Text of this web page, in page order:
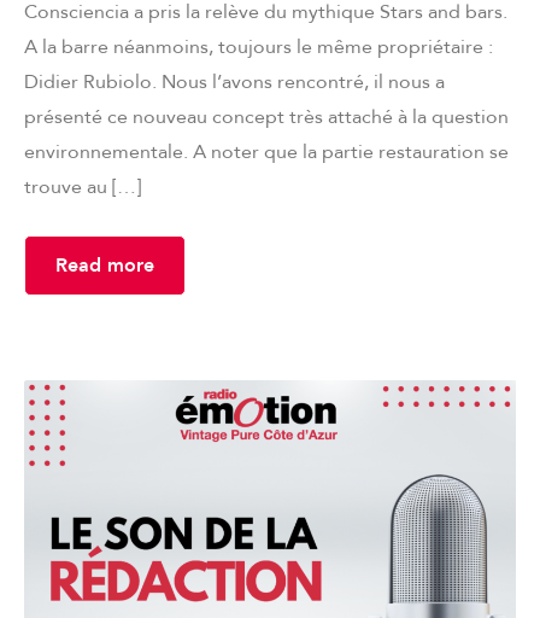
Consciencia a pris la relève du mythique Stars and bars.
A la barre néanmoins, toujours le même propriétaire :
Didier Rubiolo. Nous l’avons rencontré, il nous a
présenté ce nouveau concept très attaché à la question
environnementale. A noter que la partie restauration se
trouve au […]
Read more